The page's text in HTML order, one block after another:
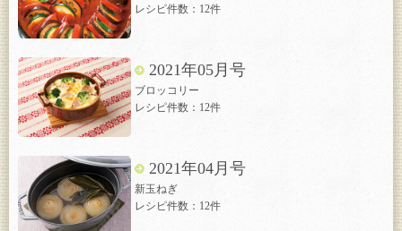
レシピ件数：12件
2021年05月号
ブロッコリー
レシピ件数：12件
2021年04月号
新玉ねぎ
レシピ件数：12件